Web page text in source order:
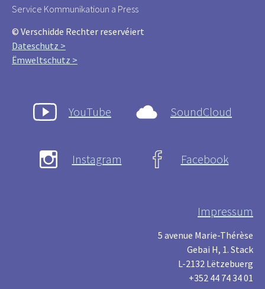
Service Kommunikatioun a Press
© Verschidde Rechter reservéiert
Dateschutz >
Ëmweltschutz >
YouTube SoundCloud
Instagram Facebook
Impressum
5 avenue Marie-Thérèse
Gebai H, 1. Stack
L-2132 Lëtzebuerg
+352 44 74 34 01